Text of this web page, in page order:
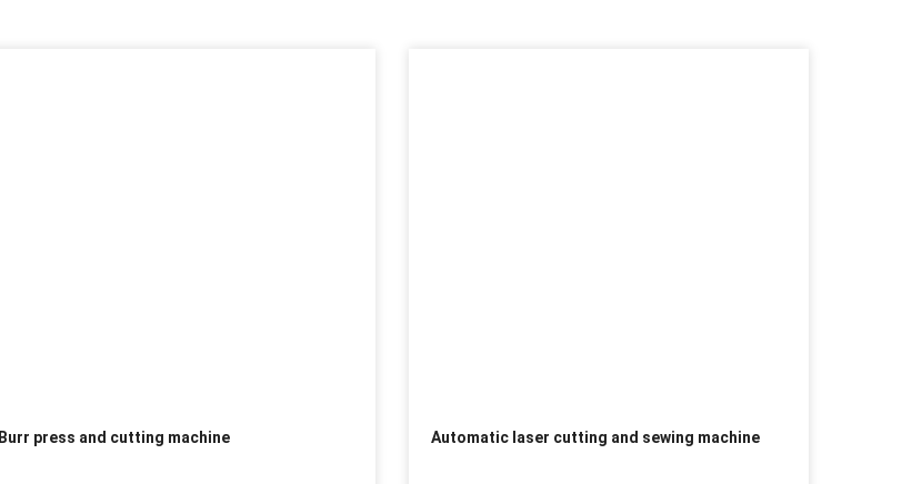
Burr press and cutting machine Automatic laser cutting and sewing machine